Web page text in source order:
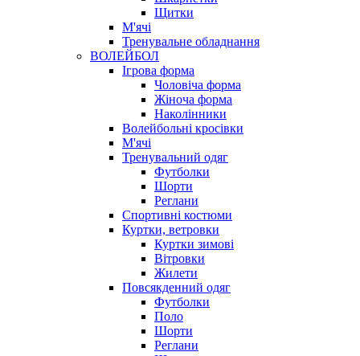
Щитки
М'ячі
Тренувальне обладнання
ВОЛЕЙБОЛ
Ігрова форма
Чоловіча форма
Жіноча форма
Наколінники
Волейбольні кросівки
М'ячі
Тренувальний одяг
Футболки
Шорти
Реглани
Спортивні костюми
Куртки, ветровки
Куртки зимові
Вітровки
Жилети
Повсякденний одяг
Футболки
Поло
Шорти
Реглани